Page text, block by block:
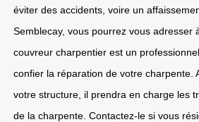
éviter des accidents, voire un
Semblecay, vous pourrez vous adresser
couvreur charpentier est un
confier la réparation de votre charpente.
votre structure, il prendra en charge les
de la charpente. Contactez-le si vous